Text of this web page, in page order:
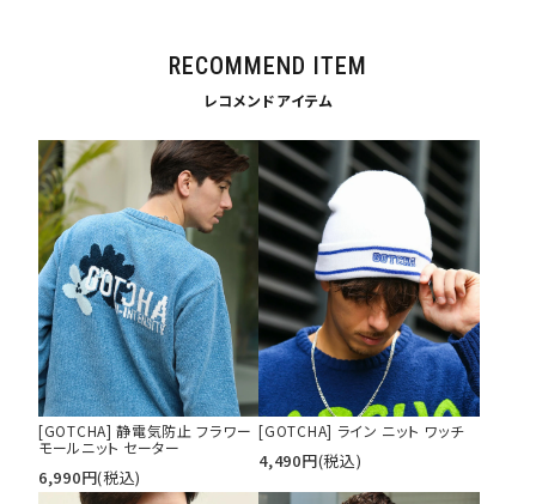
カテゴリ
サイズ
S
M
L
XL
XXL
XXXL
29inc
30inc
32inc
34inc
36inc
38inc
40inc
KIDS
カラー
RECOMMEND ITEM
レコメンドアイテム
[GOTCHA] 静電気防止 フラワー
モールニット セーター
6,990円(税込)
[GOTCHA] ライン ニット ワッチ
4,490円(税込)